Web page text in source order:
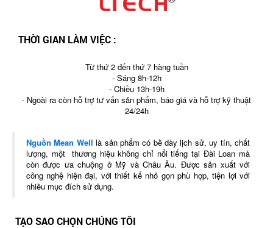
THỜI GIAN LÀM VIỆC :
Từ thứ 2 đến thứ 7 hàng tuần
- Sáng 8h-12h
- Chiều 13h-19h
- Ngoài ra còn hỗ trợ tư vấn sản phẩm, báo giá và hỗ trợ kỹ thuật
24/24h
Nguồn Mean Well là sản phẩm có bề dày lịch sử, uy tín, chất
lượng, một thương hiệu không chỉ nổi tiếng tại Đài Loan mà
còn được ưa chuộng ở Mỹ và Châu Âu. Được sản xuất với
công nghệ hiện đại, với thiết kế nhỏ gọn phù hợp, tiện lợi với
nhiều mục đích sử dụng.
TẠO SAO CHỌN CHÚNG TÔI